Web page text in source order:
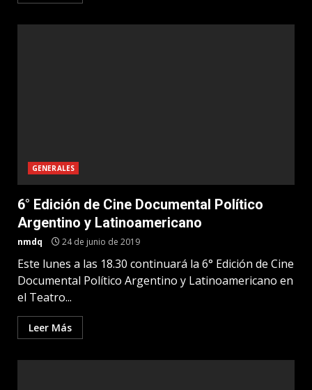
GENERALES
6° Edición de Cine Documental Político
Argentino y Latinoamericano
nmdq 24 de junio de 2019
Este lunes a las 18.30 continuará la 6° Edición de Cine
Documental Político Argentino y Latinoamericano en
el Teatro...
Leer Más